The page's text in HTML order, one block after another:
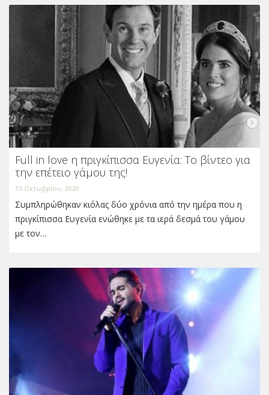
Full in love η πριγκίπισσα Ευγενία: Το βίντεο για
την επέτειο γάμου της!
15 Οκτωβρίου, 2020
Συμπληρώθηκαν κιόλας δύο χρόνια από την ημέρα που η
πριγκίπισσα Ευγενία ενώθηκε με τα ιερά δεσμά του γάμου
με τον…